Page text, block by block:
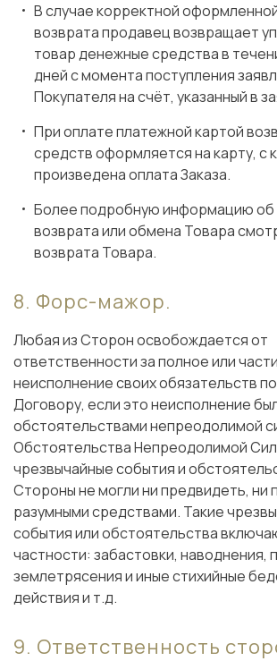
В случае корректной
возврата продавец возвращает
товар денежные средства в
дней с момента поступления
Покупателя на счёт, указанный в
При оплате платежной картой
средств оформляется на карту, с
произведена оплата Заказа.
Более подробную информацию об
возврата или обмена Товара
возврата Товара.
Форс-мажор.
Любая из Сторон освобождается от
ответственности за полное или
неисполнение своих обязательств
Договору, если это неисполнение
обстоятельствами непреодолимой
Обстоятельства Непреодолимой
чрезвычайные события и
Стороны не могли ни предвидеть, ни
разумными средствами. Такие
события или обстоятельства
частности: забастовки, наводнения,
землетрясения и иные стихийные
действия и т.д.
Ответственность